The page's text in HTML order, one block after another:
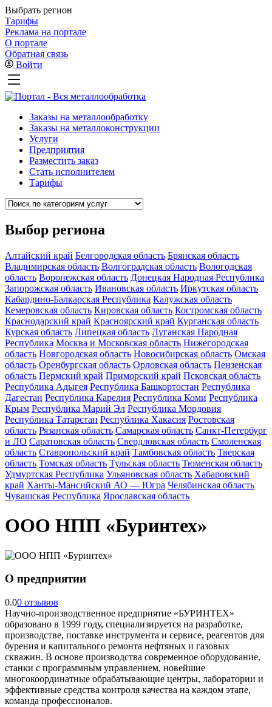
Выбрать регион
Тарифы
Реклама на портале
О портале
Обратная связь
Войти
Заказы на металлообработку
Заказы на металлоконструкции
Услуги
Предприятия
Разместить заказ
Стать исполнителем
Тарифы
Выбор региона
Алтайский край Белгородская область Брянская область
Владимирская область Волгоградская область Вологодская
область Воронежская область Донецкая Народная Республика
Запорожская область Ивановская область Иркутская область
Кабардино-Балкарская Республика Калужская область
Кемеровская область Кировская область Костромская область
Краснодарский край Красноярский край Курганская область
Курская область Липецкая область Луганская Народная
Республика Москва и Московская область Нижегородская
область Новгородская область Новосибирская область Омская
область Оренбургская область Орловская область Пензенская
область Пермский край Приморский край Псковская область
Республика Адыгея Республика Башкортостан Республика
Дагестан Республика Карелия Республика Коми Республика
Крым Республика Марий Эл Республика Мордовия
Республика Татарстан Республика Хакасия Ростовская
область Рязанская область Самарская область Санкт-Петербург
и ЛО Саратовская область Свердловская область Смоленская
область Ставропольский край Тамбовская область Тверская
область Томская область Тульская область Тюменская область
Удмуртская Республика Ульяновская область Хабаровский
край Ханты-Мансийский АО — Югра Челябинская область
Чувашская Республика Ярославская область
ООО НПП «Буринтех»
О предприятии
0.00 отзывов
Научно-производственное предприятие «БУРИНТЕХ»
образовано в 1999 году, специализируется на разработке,
производстве, поставке инструмента и сервисе, реагентов для
бурения и капитального ремонта нефтяных и газовых
скважин. В основе производства современное оборудование,
станки с программным управлением, новейшие
многокоординатные обрабатывающие центры, лаборатории и
эффективные средства контроля качества на каждом этапе,
команда профессионалов.